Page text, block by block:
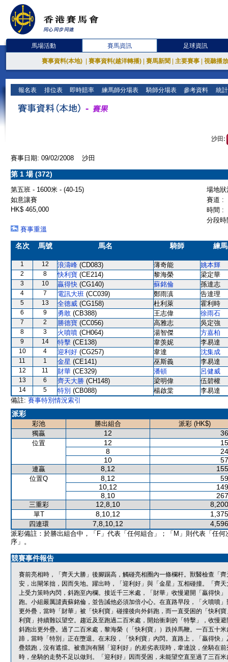
馬場活動 賽馬資訊 足球資訊
賽事資料(本地) 賽事資料(越洋轉播) 賽馬新聞 主要賽事 視聽播
報名表 排位表 即時賠率 練馬師分場表 騎師分場表 參考資料 統
沙田:
賽事日期: 09/02/2008 沙田
第 1 場 (372)
第五班 - 1600米 - (40-15)
場地
如意讓賽
賽道 :
HK$ 465,000
時間 :
分段
賽事重溫
名次 馬號 馬名 騎師 練
1 12 浪濤峰 (CD083) 薄奇能 姚本輝
2 8 快利寶 (CE214) 黎海榮 梁定華
3 10 贏得快 (CG140) 蘇銘倫 孫達志
4 7 電訊大班 (CC039) 鄭雨滇 告達理
5 13 全德威 (CG158) 杜利萊 霍利時
6 9 勇敢 (CB388) 王志偉 徐雨石
7 2 勝德寶 (CC056) 高雅志 吳定強
8 3 火噴噴 (CH064) 湯智傑 方嘉柏
9 14 特擊 (CE138) 韋羡妮 李易達
10 4 迎利好 (CG257) 韋達 沈集成
11 1 金星 (CE141) 巫斯義 李易達
12 11 財華 (CE329) 潘頓 呂健威
13 6 齊天大勝 (CH148) 梁明偉 伍碧權
14 5 特別 (CB088) 楊啟棠
李易達
備註: 賽事特別情況索引
派彩
彩池 勝出組合
派彩 (HK$)
獨贏
12
位置 12
8
10
連贏 8,12
位置Q 8,12
10,12
8,10
三重彩 12,8,10
單T 8,10,12
四連環 7,8,10,12
派彩備註：於勝出組合中，「F」代表「任何組合」；「M」則代表「任何
序」。
競賽事件報告
賽前亮相時，「齊天大勝」後腳踢高，觸碰亮相圈內一條欄杆。獸醫檢查「
安，出閘笨拙，因而失地。躍出時，「迎利好」與「金星」互相碰撞。「齊
上受力策時內閃，斜跑至內欄。接近千三米處，「財華」收慢避開「贏得快
跑。小組嚴厲譴責蘇銘倫，並告誡他必須加倍小心。在直路早段，「火噴噴
更外疊，當時「財華」被「快利寶」碰撞後向外斜跑，而一直受困的「快利
利寶」持續難以望空。趨近及至跑過二百米處，開始衝刺的「特擊」，收慢
斜跑出更外疊。過了二百米處，黎海榮（「快利寶」）跌掉馬鞭。一百五十
蹄，當時「特別」正在墮退。在末段，「快利寶」內閃。直路上，「贏得快
疊競跑，沒有遮擋。被查詢有關「迎利好」的差劣表現時，韋達說，坐騎在
時，坐騎的走勢不足以做到。「迎利好」因而受困，未能望空直至過了三百